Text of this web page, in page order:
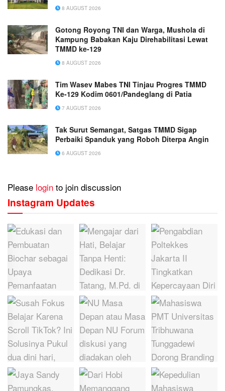
8 AUGUST 2026
Gotong Royong TNI dan Warga, Mushola di
Kampung Babakan Kaju Direhabilitasi Lewat
TMMD ke-129
8 AUGUST 2026
Tim Wasev Mabes TNI Tinjau Progres TMMD
Ke-129 Kodim 0601/Pandeglang di Patia
7 AUGUST 2026
Tak Surut Semangat, Satgas TMMD Sigap
Perbaiki Spanduk yang Roboh Diterpa Angin
6 AUGUST 2026
Please login to join discussion
Instagram Updates